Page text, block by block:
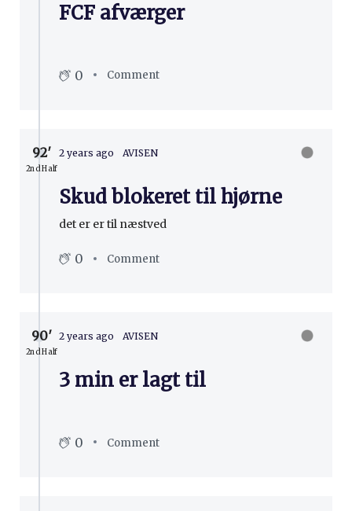
FCF afværger
0 Comment
92′
2nd Half
2 years ago AVISEN
Skud blokeret til hjørne
det er er til næstved
0 Comment
90′
2nd Half
2 years ago AVISEN
3 min er lagt til
0 Comment